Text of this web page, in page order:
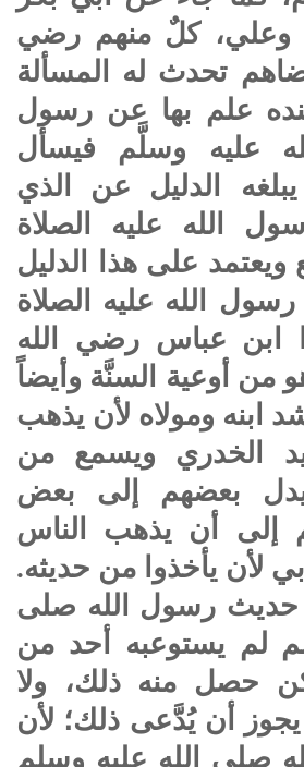
وعلي، كلٌ منهم رضي
تحدث له المسألة
علم بها عن رسول
عليه وسلَّم فيسأل
الدليل عن الذي
الله عليه الصلاة
ويعتمد على هذا الدليل
الله عليه الصلاة
ابن عباس رضي الله
من أوعية السنَّة وأيضاً
ابنه ومولاه لأن يذهب
الخدري ويسمع من
يدل بعضهم إلى بعض
إلى أن يذهب الناس
لأن يأخذوا من حديثه.
حديث رسول الله صلى
لم يستوعبه أحد من
حصل منه ذلك، ولا
أن يُدَّعى ذلك؛ لأن
صلى الله عليه وسلم